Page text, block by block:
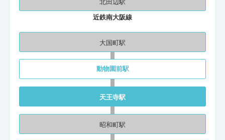
北田辺駅
近鉄南大阪線
大国町駅
動物園前駅
天王寺駅
昭和町駅